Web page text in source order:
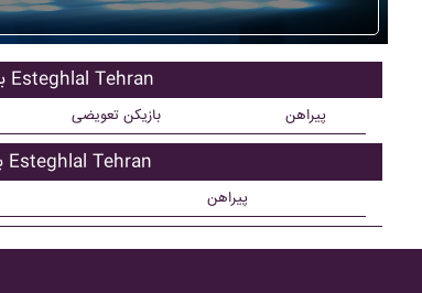
بازیکنان اصلی Esteghlal Tehran
بازیکن تعویضی پیراهن
بازیکن ذحیره Esteghlal Tehran
پیراهن